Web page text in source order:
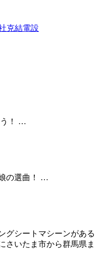
克結電設
う！ …
の選曲！ …
グシートマシーンがある
さいたま市から群馬県ま